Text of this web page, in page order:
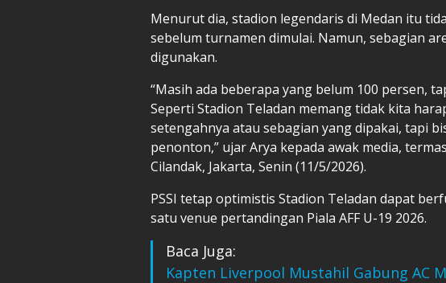
Menurut dia, stadion legendaris di Medan itu
sebelum turnamen dimulai. Namun, sebagian
digunakan.
“Masih ada beberapa yang belum 100 persen,
Seperti Stadion Teladan memang tidak kita
setengahnya atau sebagian yang dipakai, tapi
penonton,” ujar Arya kepada awak media,
Cilandak, Jakarta, Senin (11/5/2026).
PSSI tetap optimistis Stadion Teladan dapat
satu venue pertandingan Piala AFF U-19 2026.
Baca Juga:
Kapten Liverpool Mustahil Gabung AC